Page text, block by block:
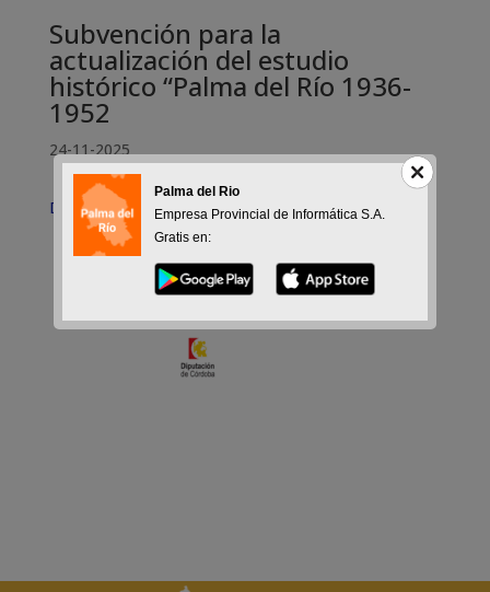
Subvención para la
actualización del estudio
histórico “Palma del Río 1936-
1952
24-11-2025
Documento (2)
Palma del Rio
Empresa Provincial de Informática S.A.
Gratis en: